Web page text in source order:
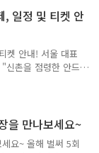
기간 : 2018. 7. 7.(토)
) 11:00 ~ 21:00 / 신촌
여방법 ① 서대문구
일정 및 티켓 안
켓 안내! 서울 대표
신촌을 점령한 안드로
당은 바로 "안드
대결이 펼쳐집니
7월 7일(토) ~ 7월 8
및 주관 : 무언가 ●
드 VS 인간 물총대
을 만나보세요~
요~ 올해 벌써 5회